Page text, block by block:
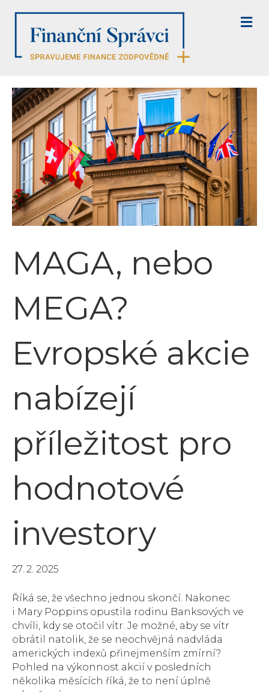
M
E
MAGA, nebo
MEGA?
Evropské akcie
nabízejí
příležitost pro
hodnotové
investory
27. 2. 2025
Říká se, že všechno jednou skončí. Nakonec
i Mary Poppins opustila rodinu Banksových ve
chvíli, kdy se otočil vítr. Je možné, aby se vítr
obrátil natolik, že se neochvějná nadvláda
amerických indexů přinejmenším zmírní?
Pohled na výkonnost akcií v posledních
několika měsících říká, že to není úplně